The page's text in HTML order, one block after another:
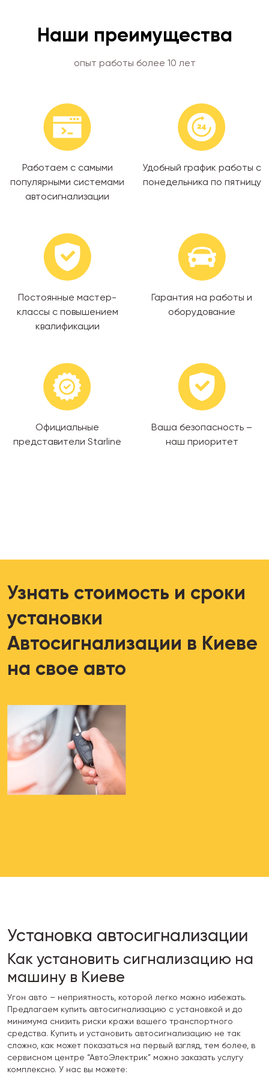
Наши преимущества
опыт работы более 10 лет
Работаем с самыми
популярными системами
автосигнализации
Удобный график работы с
понедельника по пятницу
Постоянные мастер-
классы с повышением
квалификации
Гарантия на работы и
оборудование
Официальные
представители Starline
Ваша безопасность –
наш приоритет
Узнать стоимость и сроки
установки
Автосигнализации в Киеве
на свое авто
Установка автосигнализации
Как установить сигнализацию на
машину в Киеве
Угон авто – неприятность, которой легко можно избежать.
Предлагаем купить автосигнализацию с установкой и до
минимума снизить риски кражи вашего транспортного
средства. Купить и установить автосигнализацию не так
сложно, как может показаться на первый взгляд, тем более, в
сервисном центре “АвтоЭлектрик” можно заказать услугу
комплексно. У нас вы можете: